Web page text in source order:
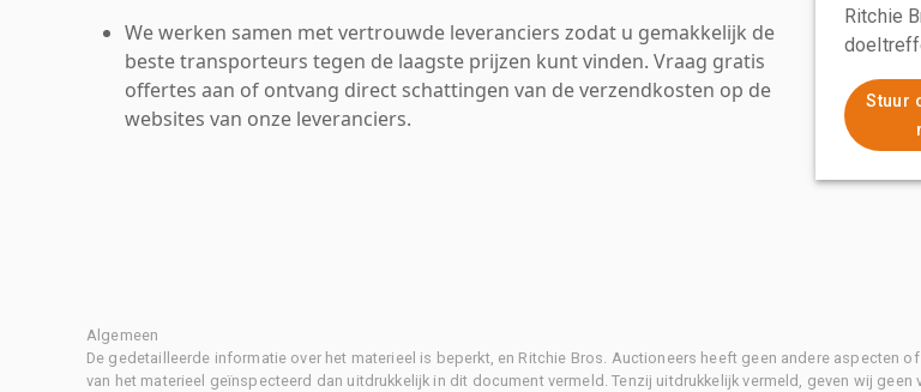
We werken samen met vertrouwde leveranciers zodat u gemakkelijk de
beste transporteurs tegen de laagste prijzen kunt vinden. Vraag gratis
offertes aan of ontvang direct schattingen van de verzendkosten op de
websites van onze leveranciers.
Ritchie
Stuur
Algemeen
De gedetailleerde informatie over het materieel is beperkt, en Ritchie Bros. Auctioneers heeft geen andere aspecten
van het materieel geïnspecteerd dan uitdrukkelijk in dit document vermeld. Tenzij uitdrukkelijk vermeld, geven wij geen